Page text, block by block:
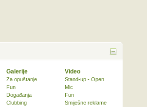
Galerije
Za opuštanje
Fun
Događanja
Clubbing
Video
Stand-up - Open
Mic
Fun
Smiješne reklame